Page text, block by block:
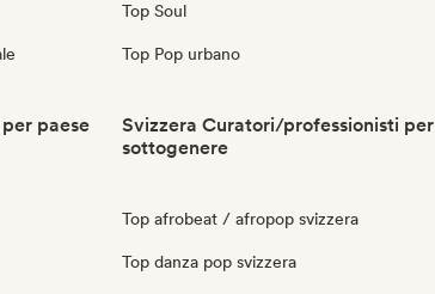
Top Soul
Top Pop urbano
paese
Svizzera Curatori/professionisti per
sottogenere
Top afrobeat / afropop svizzera
Top danza pop svizzera